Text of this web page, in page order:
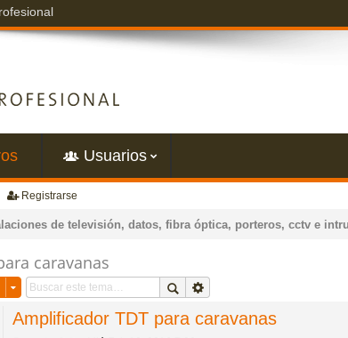
Usuarios
Registrarse
de televisión, datos, fibra óptica, porteros, cctv e
caravanas
Amplificador TDT para caravanas